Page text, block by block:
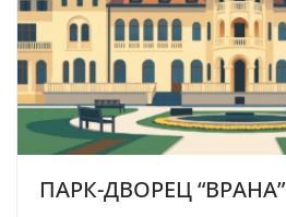
ПАРК-ДВОРЕЦ “ВРАНА”